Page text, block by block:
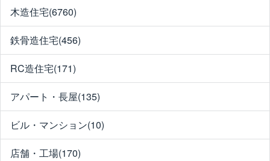
木造住宅(6760)
鉄骨造住宅(456)
RC造住宅(171)
アパート・長屋(135)
ビル・マンション(10)
店舗・工場(170)